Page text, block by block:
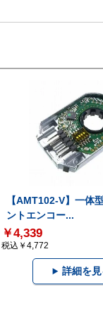
【AMT102-V】一体
ントエンコー...
￥4,339
税込￥4,772
詳細を見